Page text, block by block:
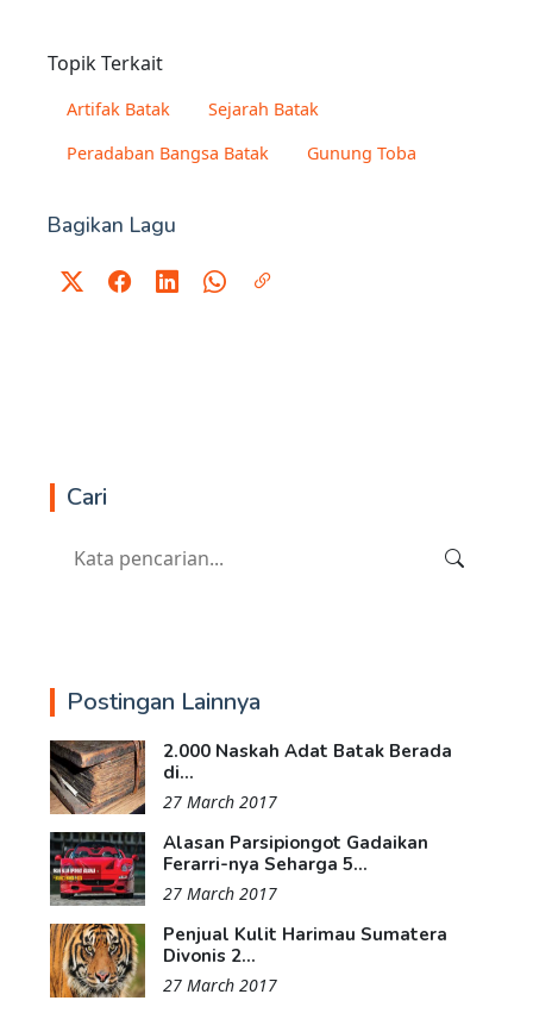
Topik Terkait
Artifak Batak
Sejarah Batak
Peradaban Bangsa Batak
Gunung Toba
Bagikan Lagu
Cari
Postingan Lainnya
2.000 Naskah Adat Batak Berada
di...
27 March 2017
Alasan Parsipiongot Gadaikan
Ferarri-nya Seharga 5...
27 March 2017
Penjual Kulit Harimau Sumatera
Divonis 2...
27 March 2017